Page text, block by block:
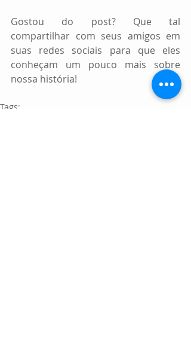
Gostou do post? Que tal
compartilhar com seus amigos em
suas redes sociais para que eles
conheçam um pouco mais sobre
nossa história!
Tags: